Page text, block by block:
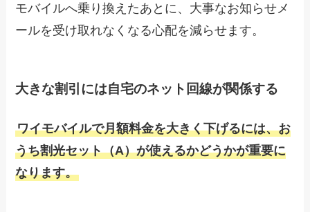
モバイルへ乗り換えたあとに、大事なお知らせメ
ールを受け取れなくなる心配を減らせます。
大きな割引には自宅のネット回線が関係する
ワイモバイルで月額料金を大きく下げるには、お
うち割光セット（A）が使えるかどうかが重要に
なります。